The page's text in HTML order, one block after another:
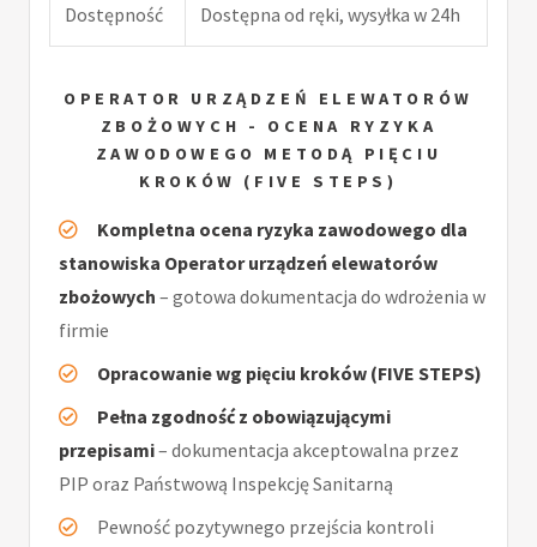
Dostępność Dostępna od ręki, wysyłka w 24h
OPERATOR URZĄDZEŃ ELEWATORÓW
ZBOŻOWYCH - OCENA RYZYKA
ZAWODOWEGO METODĄ PIĘCIU
KROKÓW (FIVE STEPS)
Kompletna ocena ryzyka zawodowego dla
stanowiska Operator urządzeń elewatorów
zbożowych – gotowa dokumentacja do wdrożenia w
firmie
Opracowanie wg pięciu kroków (FIVE STEPS)
Pełna zgodność z obowiązującymi
przepisami– dokumentacja akceptowalna przez
PIP oraz Państwową Inspekcję Sanitarną
Pewność pozytywnego przejścia kontroli